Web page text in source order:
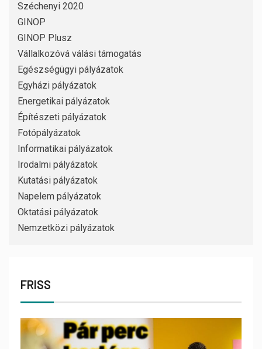
Széchenyi 2020
GINOP
GINOP Plusz
Vállalkozóvá válási támogatás
Egészségügyi pályázatok
Egyházi pályázatok
Energetikai pályázatok
Építészeti pályázatok
Fotópályázatok
Informatikai pályázatok
Irodalmi pályázatok
Kutatási pályázatok
Napelem pályázatok
Oktatási pályázatok
Nemzetközi pályázatok
FRISS